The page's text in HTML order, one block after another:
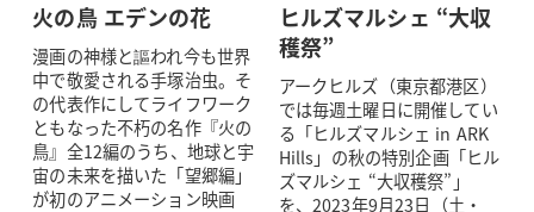
火の鳥 エデンの花
漫画の神様と謳われ今も世界
中で敬愛される手塚治虫。そ
の代表作にしてライフワーク
ともなった不朽の名作『火の
鳥』全12編のうち、地球と宇
宙の未来を描いた「望郷編」
が初のアニメーション映画
ヒルズマルシェ “大収
穫祭”
アークヒルズ（東京都港区）
では毎週土曜日に開催してい
る「ヒルズマルシェ in ARK
Hills」の秋の特別企画「ヒル
ズマルシェ “大収穫祭”」
を、2023年9月23日（土・